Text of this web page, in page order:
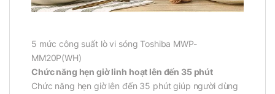
5 mức công suất lò vi sóng Toshiba MWP-
MM20P(WH)
Chức năng hẹn giờ linh hoạt lên đến 35 phút
Chức năng hẹn giờ lên đến 35 phút giúp người dùng